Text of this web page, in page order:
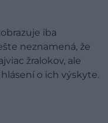
iba
neznamená, že
žralokov, ale
o ich výskyte.